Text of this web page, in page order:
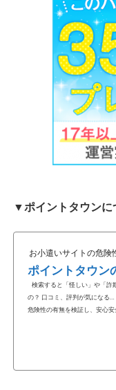
▼ポイントタウン
お小遣いサイトの危
ポイントタウン
検索すると「怪しい」や「詐
の？ 口コミ、評判が気になる
危険性の有無を検証し、安心